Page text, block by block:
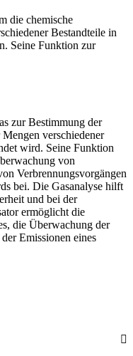
die chemische
Bestandteile in
Seine Funktion zur
zur Bestimmung der
verschiedener
wird. Seine Funktion
von
Verbrennungsvorgängen
bei. Die Gasanalyse hilft
und bei der
ermöglicht die
die Überwachung der
Emissionen eines